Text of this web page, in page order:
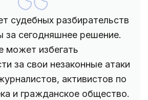
судебных разбирательств
за сегодняшнее решение.
может избегать
за свои незаконные атаки
активистов по
и гражданское общество.